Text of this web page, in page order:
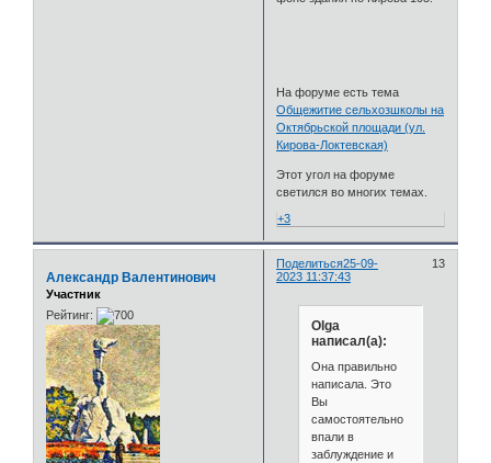
На форуме есть тема
Общежитие сельхозшколы на
Октябрьской площади (ул.
Кирова-Локтевская)
Этот угол на форуме
светился во многих темах.
+3
Поделиться 13
25-09-
2023 11:37:43
Александр Валентинович
Участник
Рейтинг:
Olga
написал(а):
Она правильно
написала. Это
Вы
самостоятельно
впали в
заблуждение и